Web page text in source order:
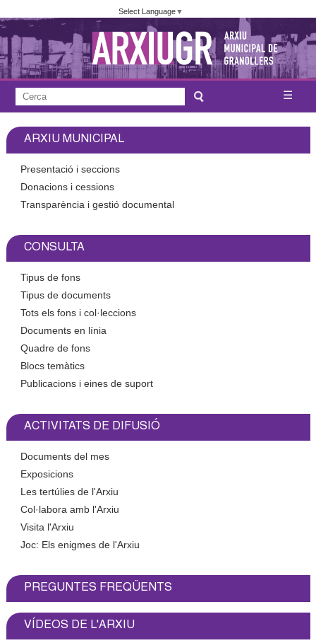
Vés
contingut
Select Language▼
u
a
e
o
☰
F
o
m
u
i
c
e
c
e
r
ARXIU MUNICIPAL
Presentació i seccions
Donacions i cessions
Transparència i gestió documental
CONSULTA
Tipus de fons
Tipus de documents
Tots els fons i col·leccions
Documents en línia
Quadre de fons
Blocs temàtics
Publicacions i eines de suport
ACTIVITATS DE DIFUSIÓ
Documents del mes
Exposicions
Les tertúlies de l'Arxiu
Col·labora amb l'Arxiu
Visita l'Arxiu
Joc: Els enigmes de l'Arxiu
PREGUNTES FREQÜENTS
VÍDEOS DE L'ARXIU